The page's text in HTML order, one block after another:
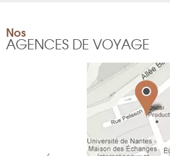
Nos
AGENCES DE VOYAGE